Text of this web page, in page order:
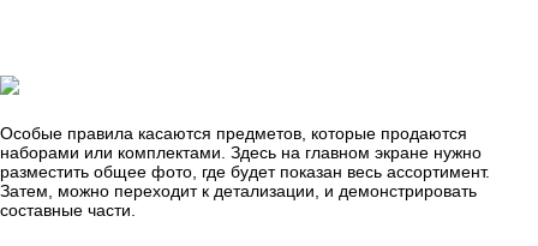
Особые правила касаются предметов, которые продаются
наборами или комплектами. Здесь на главном экране нужно
разместить общее фото, где будет показан весь ассортимент.
Затем, можно переходит к детализации, и демонстрировать
составные части.